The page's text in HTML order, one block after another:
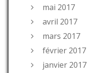
mai 2017
avril 2017
mars 2017
février 2017
janvier 2017